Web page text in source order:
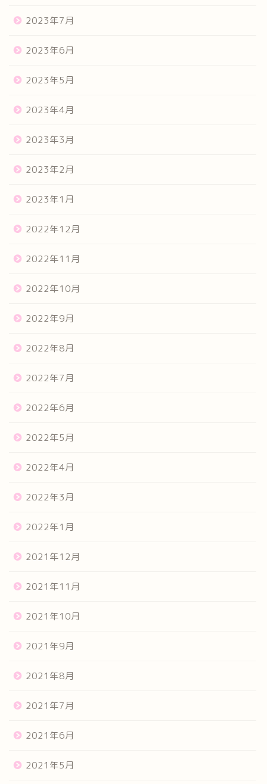
2023年7月
2023年6月
2023年5月
2023年4月
2023年3月
2023年2月
2023年1月
2022年12月
2022年11月
2022年10月
2022年9月
2022年8月
2022年7月
2022年6月
2022年5月
2022年4月
2022年3月
2022年1月
2021年12月
2021年11月
2021年10月
2021年9月
2021年8月
2021年7月
2021年6月
2021年5月